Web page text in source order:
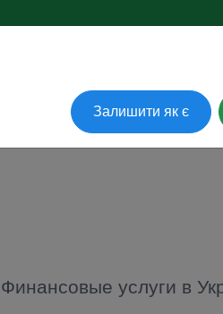
ПОГАСИТЬ КРЕДИТ
Залишити як є
Финансовые услуги в